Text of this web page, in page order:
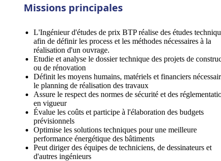
Missions principales
L'Ingénieur d'études de prix BTP réalise des études
afin de définir les process et les méthodes nécessaires à la
réalisation d'un ouvrage.
Etudie et analyse le dossier technique des projets de
ou de rénovation
Définit les moyens humains, matériels et financiers
le planning de réalisation des travaux
Assure le respect des normes de sécurité et des
en vigueur
Évalue les coûts et participe à l'élaboration des budgets
prévisionnels
Optimise les solutions techniques pour une meilleure
performance énergétique des bâtiments
Peut diriger des équipes de techniciens, de dessinateurs et
d'autres ingénieurs